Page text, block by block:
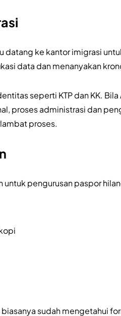
datang ke kantor imigrasi
data dan menanyakan
seperti KTP dan KK.
proses administrasi dan
proses.
pengurusan paspor
biasanya sudah mengetahui